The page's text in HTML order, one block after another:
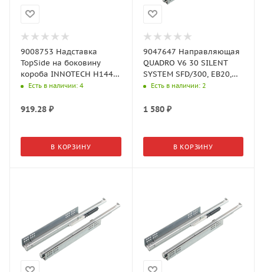
9008753 Надставка
TopSide на боковину
короба INNOTECH H144,
длина 470мм, пластик
Есть в наличии: 4
919.28 ₽
В КОРЗИНУ
9047647 Направляющая
QUADRO V6 30 SILENT
SYSTEM SFD/300, EB20,
полное выдвиж ЛЕВАЯ
Есть в наличии: 2
1 580₽
В КОРЗИНУ